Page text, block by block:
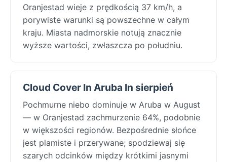
Oranjestad wieje z prędkością 37 km/h, a
porywiste warunki są powszechne w całym
kraju. Miasta nadmorskie notują znacznie
wyższe wartości, zwłaszcza po południu.
Cloud Cover In Aruba In sierpień
Pochmurne niebo dominuje w Aruba w August
— w Oranjestad zachmurzenie 64%, podobnie
w większości regionów. Bezpośrednie słońce
jest plamiste i przerywane; spodziewaj się
szarych odcinków między krótkimi jasnymi